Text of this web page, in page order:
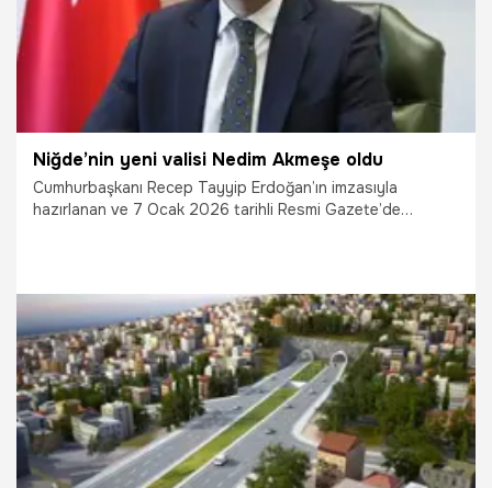
Niğde’nin yeni valisi Nedim Akmeşe oldu
Cumhurbaşkanı Recep Tayyip Erdoğan’ın imzasıyla
hazırlanan ve 7 Ocak 2026 tarihli Resmi Gazete’de
6.01.2026 Gündem